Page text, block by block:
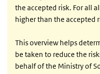
the accepted risk. For all
higher than the accepted
This overview helps
be taken to reduce the
behalf of the Ministry of